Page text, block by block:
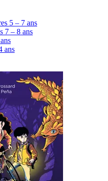
5 – 7 ans
7 – 8 ans
ans